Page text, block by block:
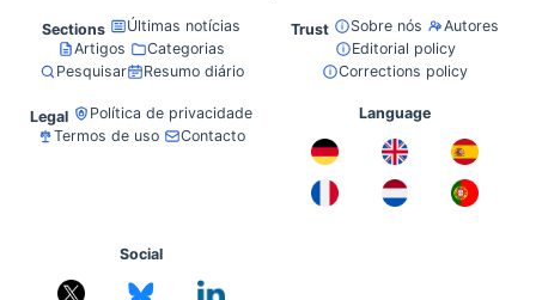
Sections
Últimas notícias
Artigos
Categorias
Pesquisar
Resumo diário
Trust Sobre nós
Autores
Editorial policy
Corrections policy
Legal
Política de privacidade
Termos de uso
Contacto
Language
Social